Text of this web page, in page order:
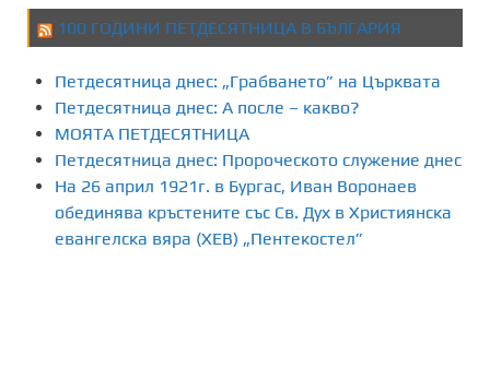
100 ГОДИНИ ПЕТДЕСЯТНИЦА В БЪЛГАРИЯ
Петдесятница днес: „Грабването” на Църквата
Петдесятница днес: А после – какво?
МОЯТА ПЕТДЕСЯТНИЦА
Петдесятница днес: Пророческото служение днес
На 26 април 1921г. в Бургас, Иван Воронаев
обединява кръстените със Св. Дух в Християнска
евангелска вяра (ХЕВ) „Пентекостел”